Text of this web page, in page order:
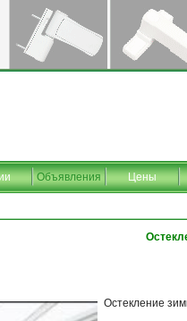
Объявления Цены
Остекление